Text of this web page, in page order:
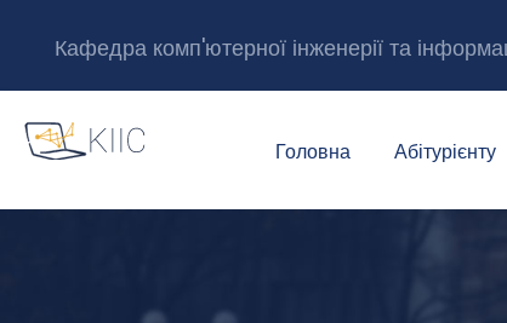
Кафедра комп'ютерної інженерії та
Головна Абітурієнту